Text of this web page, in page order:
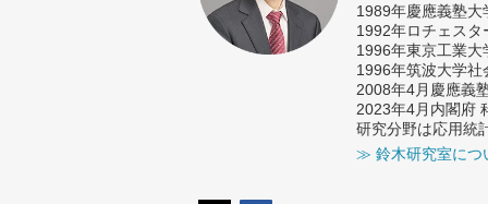
1989年慶應義塾
1992年ロチェス
1996年東京工業
1996年筑波大学
2008年4月慶應義
2023年4月内閣府
研究分野は応用統
≫ 鈴木研究室につ